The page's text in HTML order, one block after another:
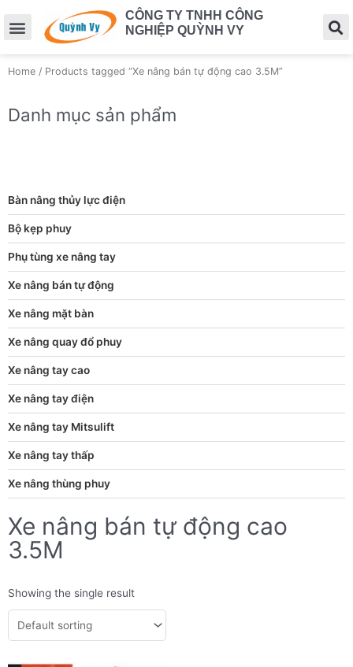
CÔNG TY TNHH CÔNG
NGHIỆP QUỲNH VY
Home / Products tagged “Xe nâng bán tự động cao 3.5M”
Danh mục sản phẩm
Bàn nâng thủy lực điện
Bộ kẹp phuy
Phụ tùng xe nâng tay
Xe nâng bán tự động
Xe nâng mặt bàn
Xe nâng quay đổ phuy
Xe nâng tay cao
Xe nâng tay điện
Xe nâng tay Mitsulift
Xe nâng tay thấp
Xe nâng thùng phuy
Xe nâng bán tự động cao
3.5M
Showing the single result